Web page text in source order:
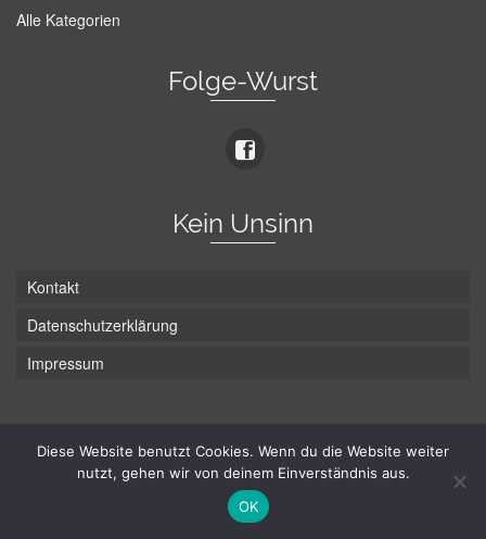
Alle Kategorien
Folge-Wurst
Kein Unsinn
Kontakt
Datenschutzerklärung
Impressum
© Hans-Wurst.net - Gute Laune seit 2005
Diese Website benutzt Cookies. Wenn du die Website weiter
nutzt, gehen wir von deinem Einverständnis aus.
OK